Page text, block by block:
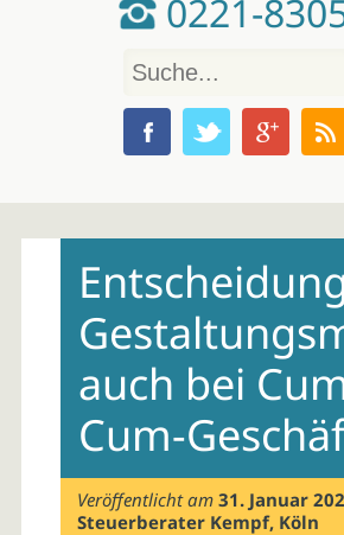
0221-
content
auch bei
Cum-
Veröffentlicht am31. Januar
Steuerberater Kempf, Köln